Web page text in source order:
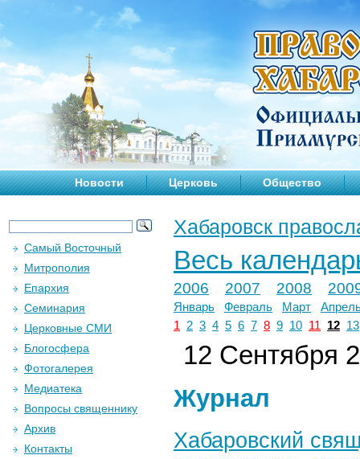
Новости Церковь Общество
Хабаровск
Весь
2006 2007 2008
Январь Февраль Март
1
2 3 4 5 6 7 8 9 10 11 12 13
12 Сентября
Журнал
Хабаровский
Самый Восточный
Митрополия
Епархия
Семинария
Церковные СМИ
Блогосфера
Фотогалерея
Медиатека
Вопросы священнику
Архив
Контакты